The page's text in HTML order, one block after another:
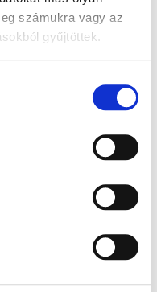
számukra vagy az
gyűjtöttek.